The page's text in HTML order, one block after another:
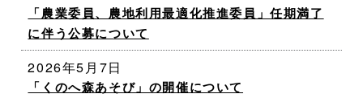
「農業委員、農地利用最適化推進委員」任期満了
に伴う公募について
2026年5月7日
「くのへ森あそび」の開催について